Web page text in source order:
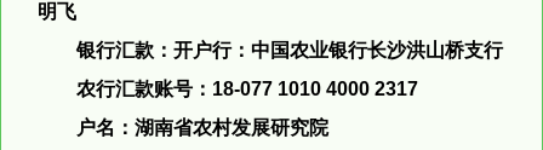
明飞
银行汇款：开户行： 中国农业银行长沙洪山桥支行
农行汇款账号： 18-077 1010 4000 2317
户名： 湖南省农村发展研究院